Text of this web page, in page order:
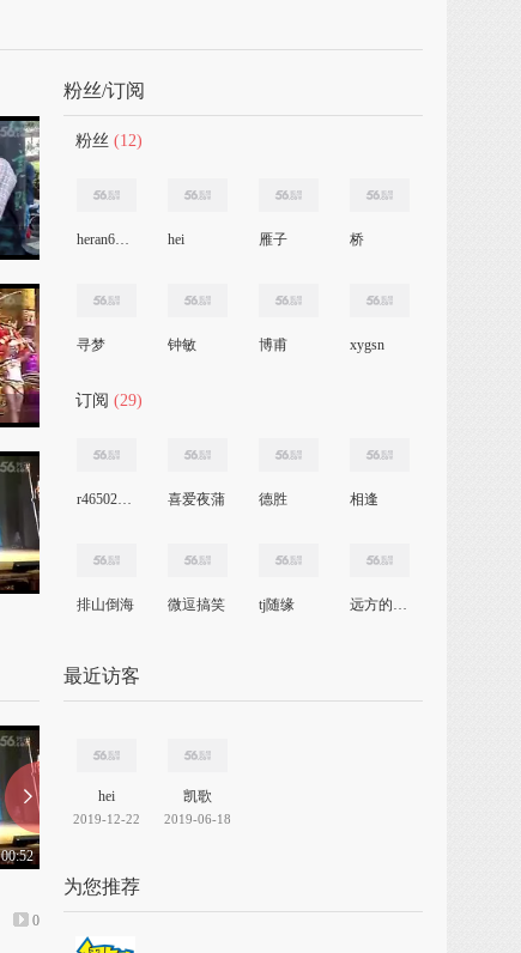
00:52
0
田汉剧院看演出3
粉丝/订阅
粉丝 (12)
heran6663 hei 雁子 桥
寻梦 钟敏 博甫 xygsn
订阅 (29)
r465027789 喜爱夜蒲 德胜 相逢
排山倒海 微逗搞笑 tj随缘 远方的牵挂
最近访客
hei
2019-12-22
凯歌
2019-06-18
为您推荐